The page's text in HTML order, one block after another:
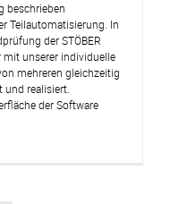
beschrieben
Teilautomatisierung. In
der STÖBER
mit unserer individuelle
mehreren gleichzeitig
realisiert.
der Software